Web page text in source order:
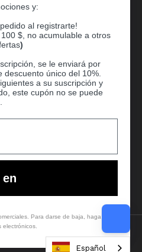
Country/region
(USD $)
Español
y:
al registrarte!
$, no acumulable a otros
)
se le enviará por
único del 10%.
a su suscripción y
este cupón no se puede
Para darse de baja, haga clic